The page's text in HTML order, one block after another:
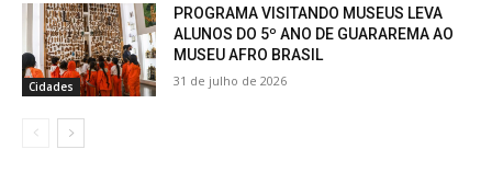
Cidades
PROGRAMA VISITANDO MUSEUS LEVA
ALUNOS DO 5º ANO DE GUARAREMA AO
MUSEU AFRO BRASIL
31 de julho de 2026